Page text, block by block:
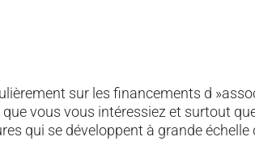
sur les financements d
vous vous intéressiez et surtout
qui se développent à grande échelle